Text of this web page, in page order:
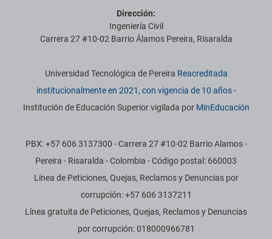
Dirección:
Ingeniería Civil
Carrera 27 #10-02 Barrio Álamos Pereira, Risaralda
Información institucional
Universidad Tecnológica de Pereira Reacreditada
institucionalmente en 2021, con vigencia de 10 años-
Institución de Educación Superior vigilada por MinEducación
PBX: +57 606 3137300 - Carrera 27 #10-02 Barrio Alamos -
Pereira - Risaralda - Colombia - Código postal: 660003
Línea de Peticiones, Quejas, Reclamos y Denuncias por
corrupción: +57 606 3137211
Línea gratuita de Peticiones, Quejas, Reclamos y Denuncias
por corrupción: 018000966781